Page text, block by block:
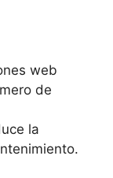
web
de
la